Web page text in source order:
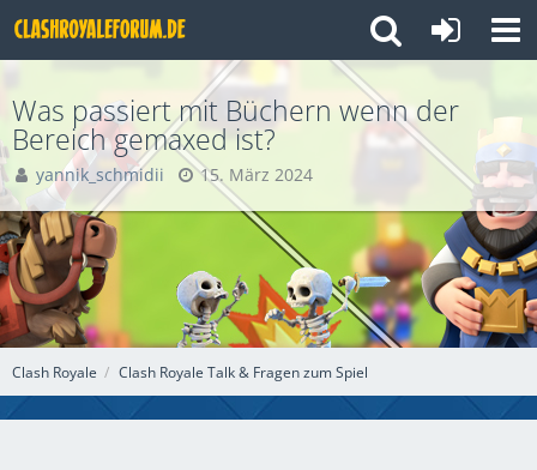
Clash Royale Clash Royale Talk & Fragen zum Spiel
Was passiert mit Büchern wenn der
Bereich gemaxed ist?
yannik_schmidii 15. März 2024